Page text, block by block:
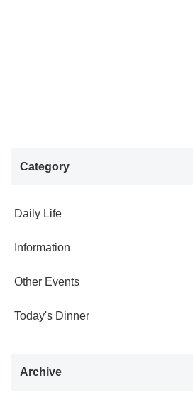
Category
Daily Life
Information
Other Events
Today's Dinner
Archive